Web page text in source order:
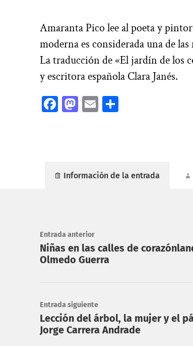
Amaranta Pico lee al poeta y
moderna es considerada una de
La traducción de «El jardín de los
y escritora española Clara Janés.
Facebook
Mastodon
Email
Información de la entrada
Entrada anterior
Niñas en las calles de
Olmedo Guerra
Entrada siguiente
Lección del árbol, la mujer y el
Jorge Carrera Andrade